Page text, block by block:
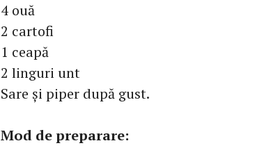
4 ouă
2 cartofi
1 ceapă
2 linguri unt
Sare și piper după gust.
Mod de preparare: